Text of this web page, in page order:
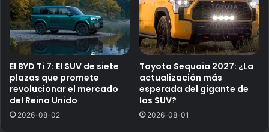
El BYD Ti 7: El SUV de siete
plazas que promete
revolucionar el mercado
del Reino Unido
2026-08-02
Toyota Sequoia 2027: ¿La
actualización más
esperada del gigante de
los SUV?
2026-08-01